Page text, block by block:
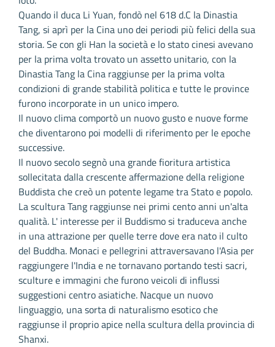
Quando il duca Li Yuan, fondò nel 618 d.C la Dinastia
Tang, si aprì per la Cina uno dei periodi più felici della sua
storia. Se con gli Han la società e lo stato cinesi avevano
per la prima volta trovato un assetto unitario, con la
Dinastia Tang la Cina raggiunse per la prima volta
condizioni di grande stabilità politica e tutte le province
furono incorporate in un unico impero.
Il nuovo clima comportò un nuovo gusto e nuove forme
che diventarono poi modelli di riferimento per le epoche
successive.
Il nuovo secolo segnò una grande fioritura artistica
sollecitata dalla crescente affermazione della religione
Buddista che creò un potente legame tra Stato e popolo.
La scultura Tang raggiunse nei primi cento anni un'alta
qualità. L' interesse per il Buddismo si traduceva anche
in una attrazione per quelle terre dove era nato il culto
del Buddha. Monaci e pellegrini attraversavano l'Asia per
raggiungere l'India e ne tornavano portando testi sacri,
sculture e immagini che furono veicoli di influssi
suggestioni centro asiatiche. Nacque un nuovo
linguaggio, una sorta di naturalismo esotico che
raggiunse il proprio apice nella scultura della provincia di
Shanxi.